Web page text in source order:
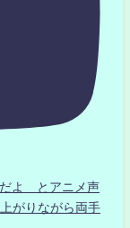
よ とアニメ声
がりながら両手